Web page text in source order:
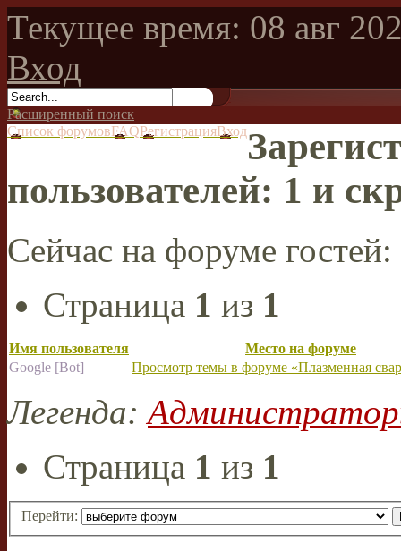
Текущее время: 08 авг
Вход
Расширенный поиск
Список форумовFAQРегистрацияВход
пользователей: 1 и
Сейчас на форуме
Страница 1 из 1
Имя пользователя
Место на форуме
Google [Bot]
Просмотр темы в форуме «Плазменная
Легенда:
Страница 1 из 1
Перейти: